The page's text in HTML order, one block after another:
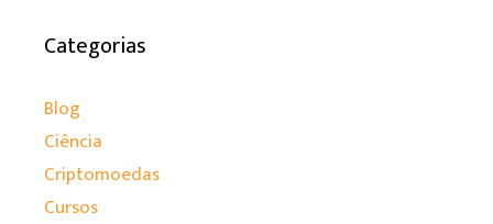
Categorias
Blog
Ciência
Criptomoedas
Cursos